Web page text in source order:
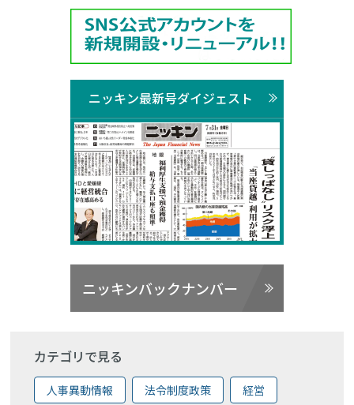
ニッキン最新号ダイジェスト
ニッキンバックナンバー
カテゴリで見る
人事異動情報 法令制度政策 経営